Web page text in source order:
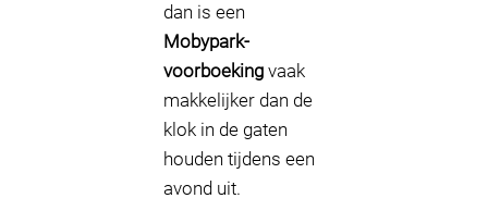
dan is een
Mobypark-
voorboeking vaak
makkelijker dan de
klok in de gaten
houden tijdens een
avond uit.